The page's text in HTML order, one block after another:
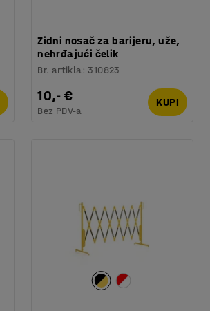
Zidni nosač za barijeru, uže,
nehrđajući čelik
Br. artikla:310823
10,- €
Bez PDV-a
KUPI